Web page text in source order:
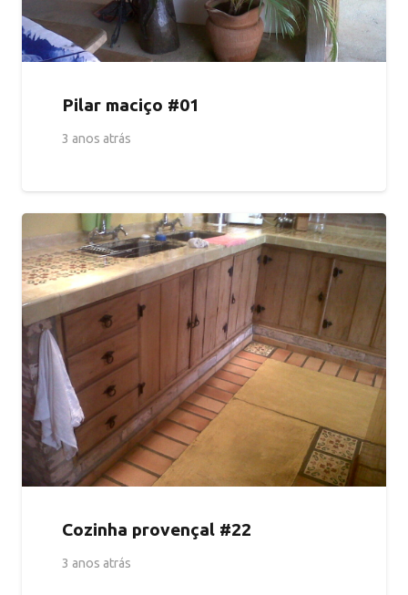
Pilar maciço #01
3 anos atrás
Cozinha provençal #22
3 anos atrás